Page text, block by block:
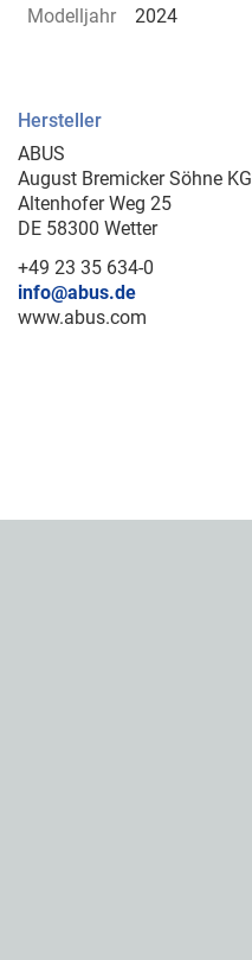
Modelljahr 2024
Hersteller
ABUS
August Bremicker Söhne KG
Altenhofer Weg 25
DE 58300 Wetter
+49 23 35 634-0
info@abus.de
www.abus.com